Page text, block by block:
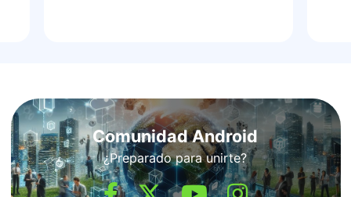
Comunidad Android
¿Preparado para unirte?